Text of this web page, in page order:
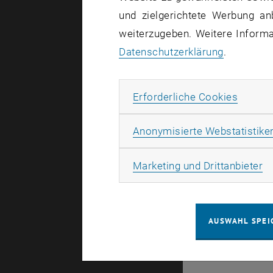
Es gibt
© TU Wien#
49877
und zielgerichtete Werbung
weiterzugeben. Weitere
Datenschutzerklärung.
Erforderliche Cookies
Anonymisierte
Marketing und Drittanbieter
AUSWAHL